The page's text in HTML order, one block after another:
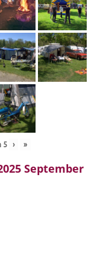
5 › »
September